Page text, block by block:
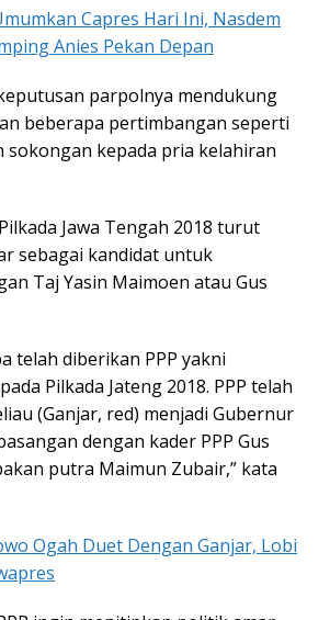
Capres Hari Ini, Nasdem
Anies Pekan Depan
parpolnya mendukung
beberapa pertimbangan seperti
sokongan kepada pria kelahiran
Jawa Tengah 2018 turut
sebagai kandidat untuk
Taj Yasin Maimoen atau Gus
telah diberikan PPP yakni
Pilkada Jateng 2018. PPP telah
(Ganjar, red) menjadi Gubernur
dengan kader PPP Gus
putra Maimun Zubair,” kata
Ogah Duet Dengan Ganjar, Lobi